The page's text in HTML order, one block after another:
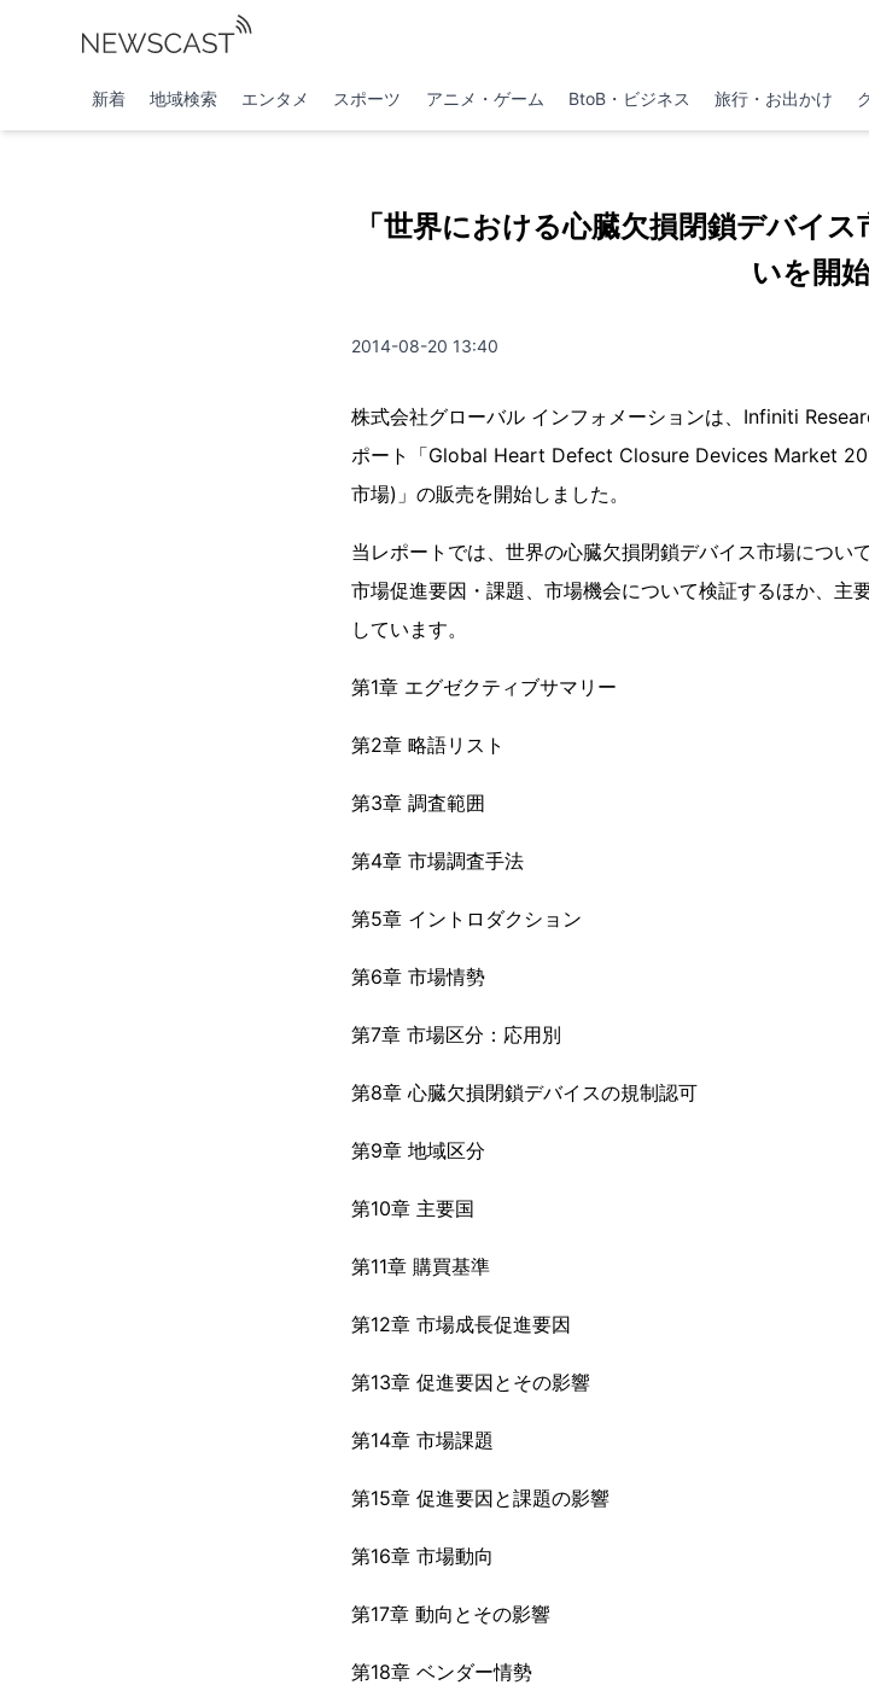
新着 地域検索 エンタメ スポーツ アニメ・ゲーム BtoB・ビジネス 旅行・お出かけ
「世界における心臓欠損閉鎖デバイ
いを開始
2014-08-20 13:40
株式会社グローバル インフォメーションは、Infiniti
ポート「Global Heart Defect Closure Devices Market
市場)」の販売を開始しました。
当レポートでは、世界の心臓欠損閉鎖デバイス市場につい
市場促進要因・課題、市場機会について検証するほか、主
しています。
第1章 エグゼクティブサマリー
第2章 略語リスト
第3章 調査範囲
第4章 市場調査手法
第5章 イントロダクション
第6章 市場情勢
第7章 市場区分：応用別
第8章 心臓欠損閉鎖デバイスの規制認可
第9章 地域区分
第10章 主要国
第11章 購買基準
第12章 市場成長促進要因
第13章 促進要因とその影響
第14章 市場課題
第15章 促進要因と課題の影響
第16章 市場動向
第17章 動向とその影響
第18章 ベンダー情勢